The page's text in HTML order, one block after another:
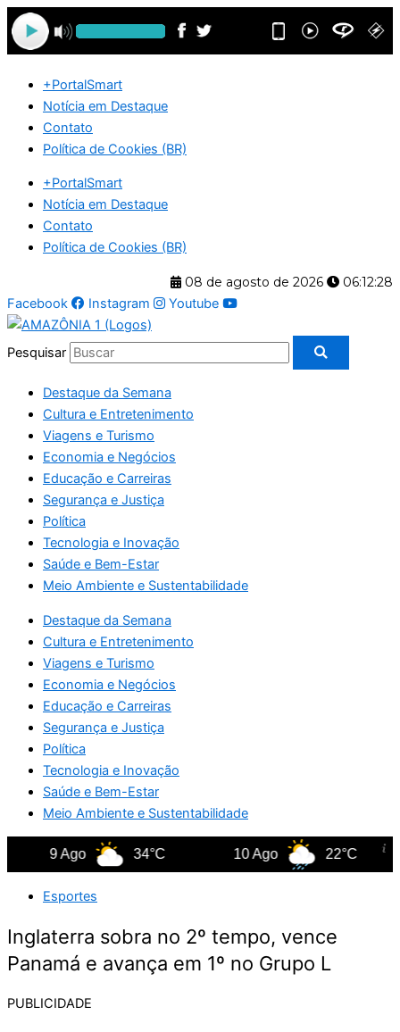
Ir
para
o
+PortalSmart
Notícia em Destaque
Contato
Política de Cookies (BR)
+PortalSmart
Notícia em Destaque
Contato
Política de Cookies (BR)
08 de agosto de 2026
06:12:28
Facebook
Instagram Youtube
Pesquisar
Destaque da Semana
Cultura e Entretenimento
Viagens e Turismo
Economia e Negócios
Educação e Carreiras
Segurança e Justiça
Política
Tecnologia e Inovação
Saúde e Bem-Estar
Meio Ambiente e Sustentabilidade
Destaque da Semana
Cultura e Entretenimento
Viagens e Turismo
Economia e Negócios
Educação e Carreiras
Segurança e Justiça
Política
Tecnologia e Inovação
Saúde e Bem-Estar
Meio Ambiente e Sustentabilidade
9 Ago 34°C 10 Ago 22°C
Esportes
Inglaterra sobra no 2º tempo, vence
Panamá e avança em 1º no Grupo L
PUBLICIDADE